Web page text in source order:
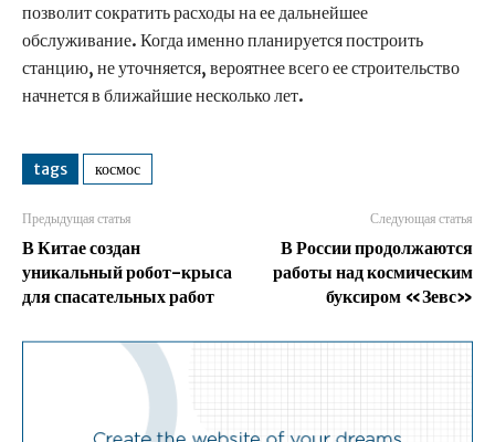
позволит сократить расходы на ее дальнейшее
обслуживание. Когда именно планируется построить
станцию, не уточняется, вероятнее всего ее строительство
начнется в ближайшие несколько лет.
tags космос
Предыдущая статья
В Китае создан
уникальный робот-крыса
для спасательных работ
Следующая статья
В России продолжаются
работы над космическим
буксиром «Зевс»